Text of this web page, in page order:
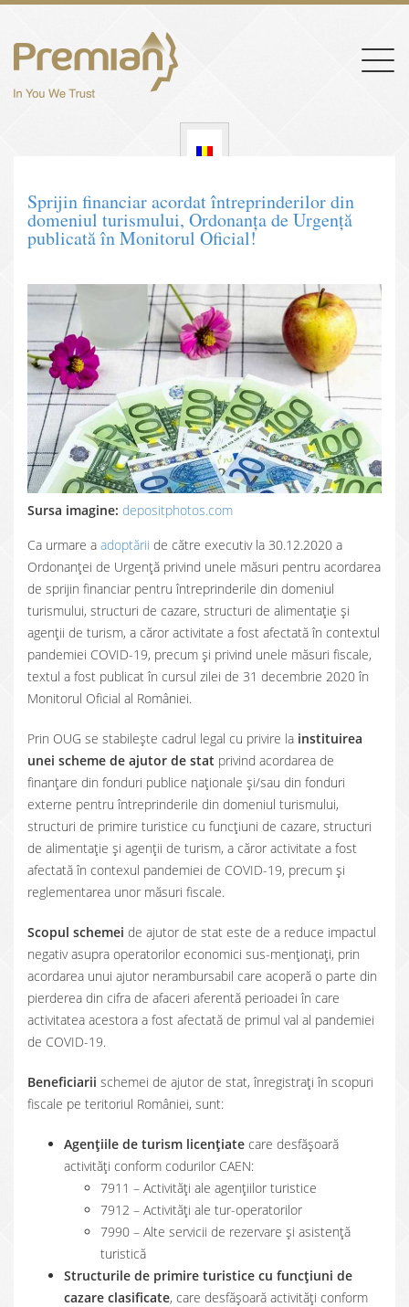
Sprijin financiar acordat întreprinderilor din
domeniul turismului, Ordonanța de Urgență
publicată în Monitorul Oficial!
Sursa imagine: depositphotos.com
Ca urmare a adoptării de către executiv la 30.12.2020 a
Ordonanței de Urgență privind unele măsuri pentru acordarea
de sprijin financiar pentru întreprinderile din domeniul
turismului, structuri de cazare, structuri de alimentație și
agenții de turism, a căror activitate a fost afectată în contextul
pandemiei COVID-19, precum și privind unele măsuri fiscale,
textul a fost publicat în cursul zilei de 31 decembrie 2020 în
Monitorul Oficial al României.
Prin OUG se stabilește cadrul legal cu privire la instituirea
unei scheme de ajutor de stat privind acordarea de
finanțare din fonduri publice naționale și/sau din fonduri
externe pentru întreprinderile din domeniul turismului,
structuri de primire turistice cu funcțiuni de cazare, structuri
de alimentație și agenții de turism, a căror activitate a fost
afectată în contexul pandemiei de COVID-19, precum și
reglementarea unor măsuri fiscale.
Scopul schemei de ajutor de stat este de a reduce impactul
negativ asupra operatorilor economici sus-menționați, prin
acordarea unui ajutor nerambursabil care acoperă o parte din
pierderea din cifra de afaceri aferentă perioadei în care
activitatea acestora a fost afectată de primul val al pandemiei
de COVID-19.
Beneficiarii schemei de ajutor de stat, înregistrați în scopuri
fiscale pe teritoriul României, sunt:
Agențiile de turism licențiate care desfășoară
activități conform codurilor CAEN:
7911 – Activități ale agențiilor turistice
7912 – Activități ale tur-operatorilor
7990 – Alte servicii de rezervare şi asistenţă
turistică
Structurile de primire turistice cu funcțiuni de
cazare clasificate, care desfășoară activități conform